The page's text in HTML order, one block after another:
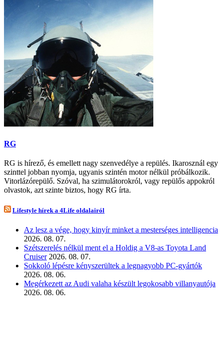
RG
RG is hírező, és emellett nagy szenvedélye a repülés. Ikarosznál egy
szinttel jobban nyomja, ugyanis szintén motor nélkül próbálkozik.
Vitorlázórepülő. Szóval, ha szimulátorokról, vagy repülős appokról
olvastok, azt szinte biztos, hogy RG írta.
Lifestyle hírek a 4Life oldalairól
Az lesz a vége, hogy kinyír minket a mesterséges intelligencia
2026. 08. 07.
Szétszerelés nélkül ment el a Holdig a V8-as Toyota Land
Cruiser 2026. 08. 07.
Sokkoló lépésre kényszerültek a legnagyobb PC-gyártók
2026. 08. 06.
Megérkezett az Audi valaha készült legokosabb villanyautója
2026. 08. 06.